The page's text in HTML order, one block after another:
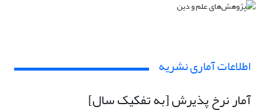
اطلاعات آماری نشریه
آمار نرخ پذیرش [به تفکیک سال]